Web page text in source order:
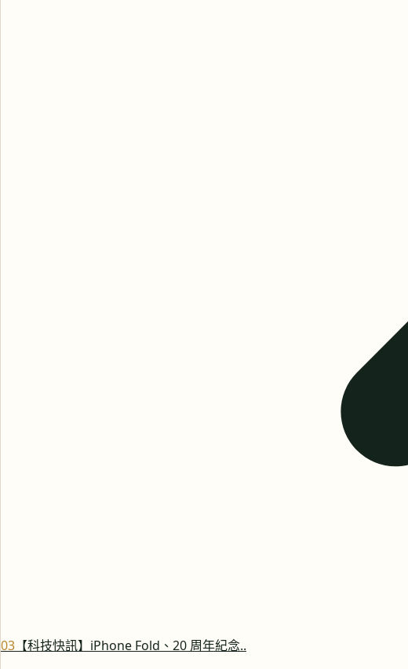
03 【科技快訊】iPhone Fold、20 周年紀念..